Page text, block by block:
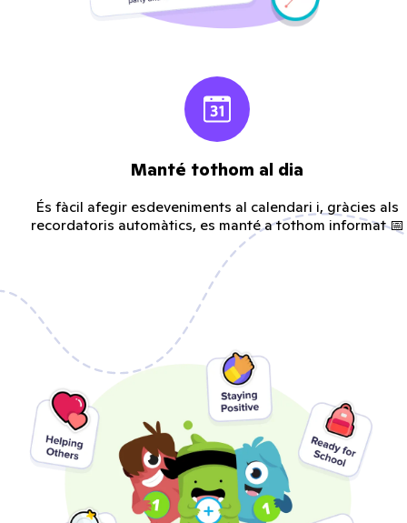
Manté tothom al dia
És fàcil afegir esdeveniments al calendari i, gràcies als
recordatoris automàtics, es manté a tothom informat 📅